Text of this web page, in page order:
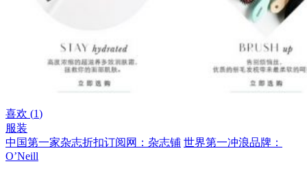
喜欢 (1)
服装
中国第一家杂志折扣订阅网：杂志铺 世界第一冲浪品牌：
O’Neill